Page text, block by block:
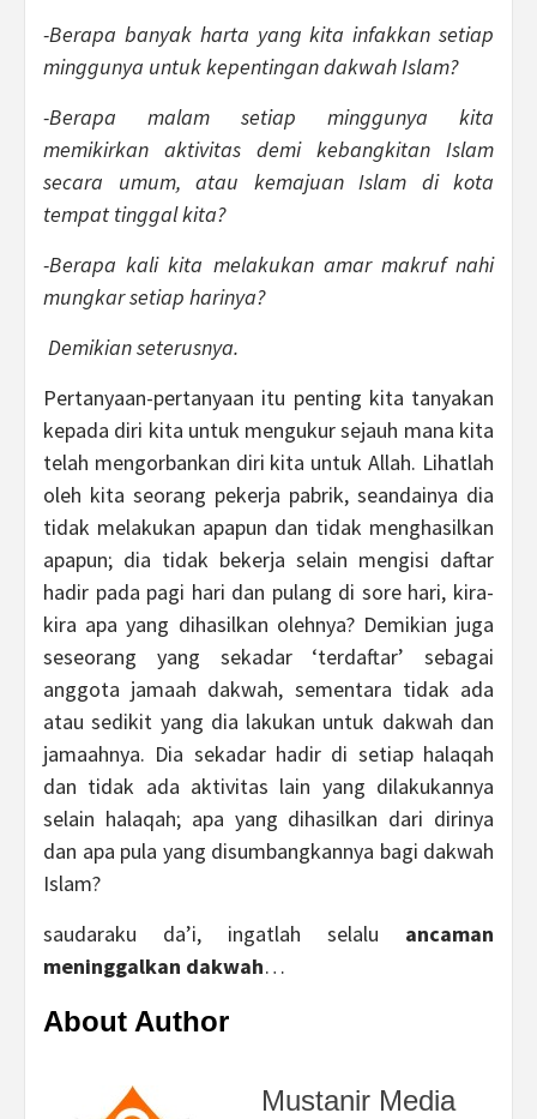
-Berapa banyak harta yang kita infakkan setiap
minggunya untuk kepentingan dakwah Islam?
-Berapa malam setiap minggunya kita
memikirkan aktivitas demi kebangkitan Islam
secara umum, atau kemajuan Islam di kota
tempat tinggal kita?
-Berapa kali kita melakukan amar makruf nahi
mungkar setiap harinya?
Demikian seterusnya.
Pertanyaan-pertanyaan itu penting kita tanyakan
kepada diri kita untuk mengukur sejauh mana kita
telah mengorbankan diri kita untuk Allah. Lihatlah
oleh kita seorang pekerja pabrik, seandainya dia
tidak melakukan apapun dan tidak menghasilkan
apapun; dia tidak bekerja selain mengisi daftar
hadir pada pagi hari dan pulang di sore hari, kira-
kira apa yang dihasilkan olehnya? Demikian juga
seseorang yang sekadar ‘terdaftar’ sebagai
anggota jamaah dakwah, sementara tidak ada
atau sedikit yang dia lakukan untuk dakwah dan
jamaahnya. Dia sekadar hadir di setiap halaqah
dan tidak ada aktivitas lain yang dilakukannya
selain halaqah; apa yang dihasilkan dari dirinya
dan apa pula yang disumbangkannya bagi dakwah
Islam?
saudaraku da’i, ingatlah selalu ancaman
meninggalkan dakwah…
About Author
Mustanir Media